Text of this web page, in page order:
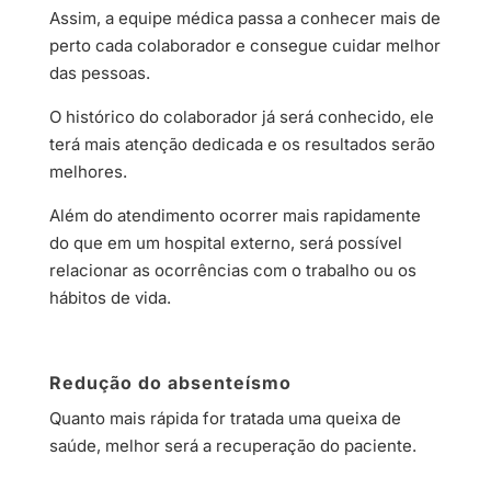
Assim, a equipe médica passa a conhecer mais de
perto cada colaborador e consegue cuidar melhor
das pessoas.
O histórico do colaborador já será conhecido, ele
terá mais atenção dedicada e os resultados serão
melhores.
Além do atendimento ocorrer mais rapidamente
do que em um hospital externo, será possível
relacionar as ocorrências com o trabalho ou os
hábitos de vida.
Redução do absenteísmo
Quanto mais rápida for tratada uma queixa de
saúde, melhor será a recuperação do paciente.